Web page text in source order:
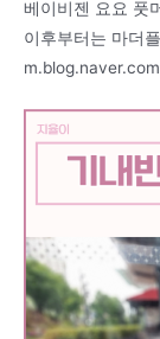
베이비젠 요요 풋
이후부터는 마더
m.blog.naver.com